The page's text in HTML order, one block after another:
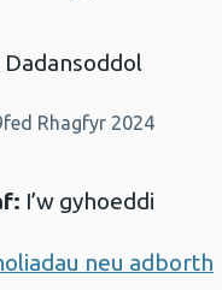
Dadansoddol
Rhagfyr 2024
I’w gyhoeddi
neu adborth